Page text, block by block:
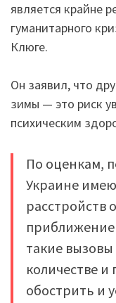
является крайне
гуманитарного
Клюге.
Он заявил, что
зимы — это риск
психическим
По оценкам,
Украине
расстройств
такие вызовы
количестве
обострить и